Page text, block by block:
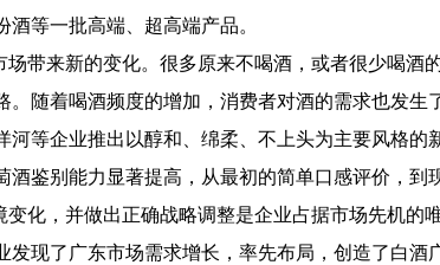
酒等一批高端、超高端产品。
场带来新的变化。很多原来不喝酒，或者很少喝
。随着喝酒频度的增加，消费者对酒的需求也发
河等企业推出以醇和、绵柔、不上头为主要风格
酒鉴别能力显著提高，从最初的简单口感评价，到
变化，并做出正确战略调整是企业占据市场先机
发现了广东市场需求增长，率先布局，创造了白